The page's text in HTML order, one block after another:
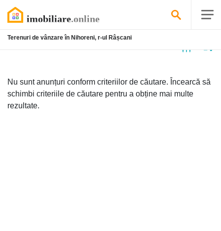
Terenuri de vânzare în Nihoreni, r-ul Râșcani
Nu sunt anunțuri conform criteriilor de căutare. Încearcă să
schimbi criteriile de căutare pentru a obține mai multe
rezultate.